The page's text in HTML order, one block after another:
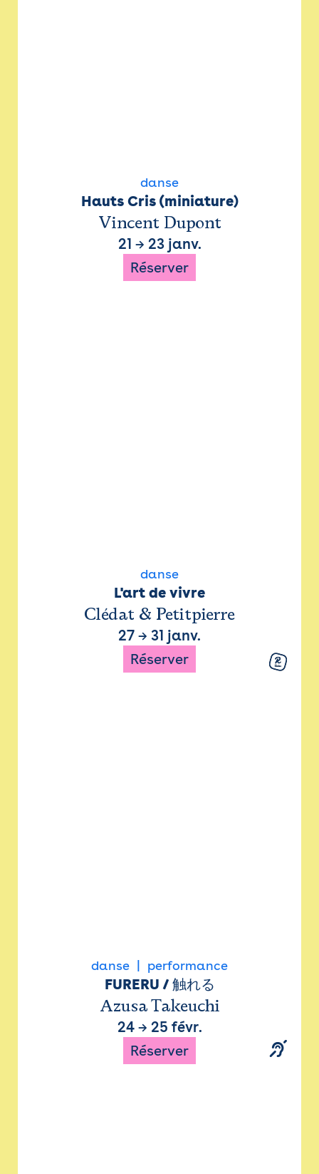
danse
Hauts Cris (miniature)
Vincent Dupont
21 → 23 janv.
Réserver
danse
L'art de vivre
Clédat & Petitpierre
27 → 31 janv.
Réserver
danse performance
FURERU / 触れる
Azusa Takeuchi
24→ 25 févr.
Réserver